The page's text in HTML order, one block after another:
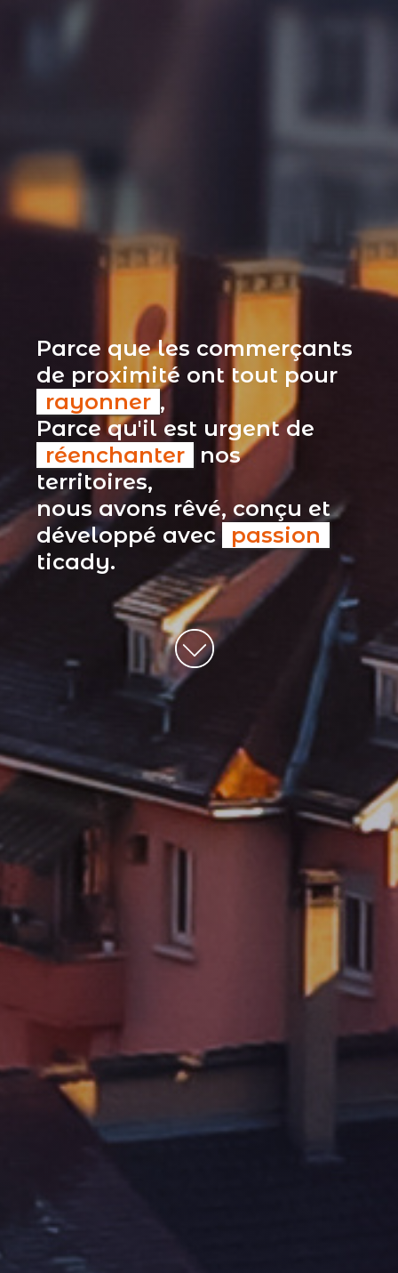
Parce que les commerçants
de proximité ont tout pour
rayonner ,
Parce qu'il est urgent de
réenchanter
nos
territoires,
nous avons rêvé, conçu et
développé avec passion
ticady.